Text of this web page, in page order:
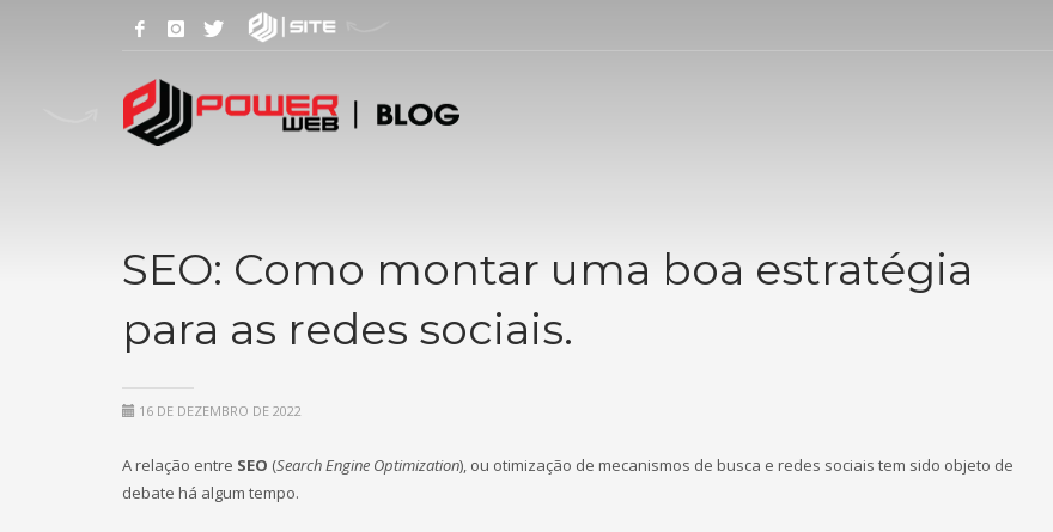
SEO: Como montar uma boa estratégia
para as redes sociais.
16 DE DEZEMBRO DE 2022
A relação entre SEO (Search Engine Optimization), ou otimização de mecanismos de busca e redes sociais tem sido objeto de
debate há algum tempo.